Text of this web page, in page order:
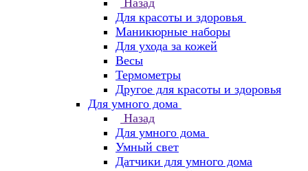
Назад
Для красоты и здоровья
Маникюрные наборы
Для ухода за кожей
Весы
Термометры
Другое для красоты и здоровья
Для умного дома
Назад
Для умного дома
Умный свет
Датчики для умного дома